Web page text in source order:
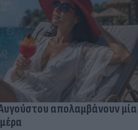
απολαμβάνουν μία